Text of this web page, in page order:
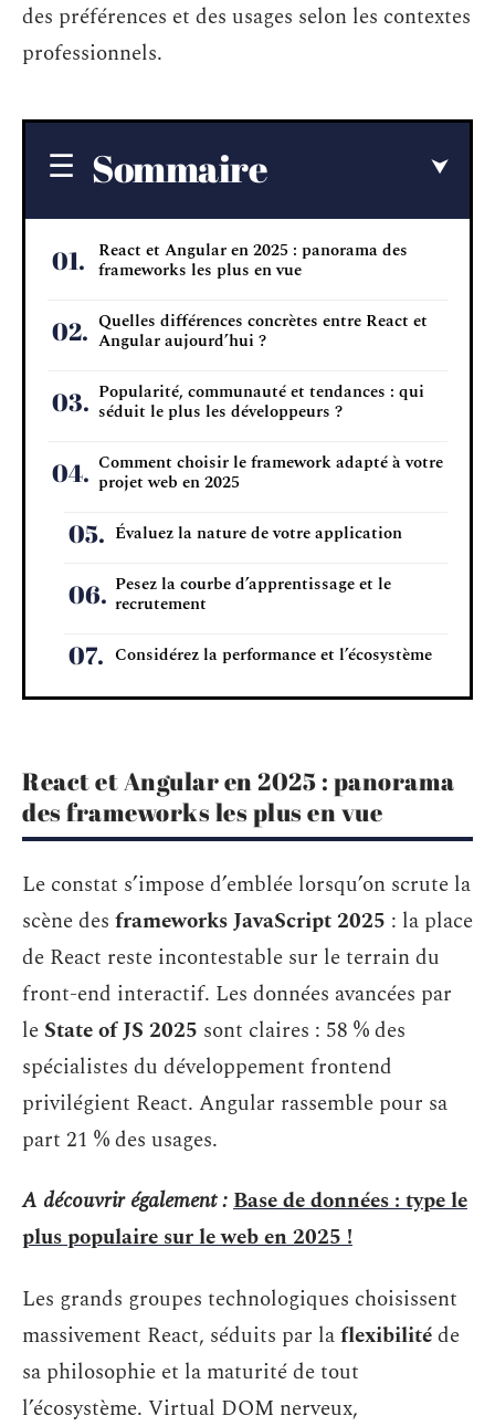
des préférences et des usages selon les contextes
professionnels.
Sommaire
React et Angular en 2025 : panorama des
frameworks les plus en vue
Quelles différences concrètes entre React et
Angular aujourd’hui ?
Popularité, communauté et tendances : qui
séduit le plus les développeurs ?
Comment choisir le framework adapté à votre
projet web en 2025
Évaluez la nature de votre application
Pesez la courbe d’apprentissage et le
recrutement
Considérez la performance et l’écosystème
React et Angular en 2025 : panorama
des frameworks les plus en vue
Le constat s’impose d’emblée lorsqu’on scrute la
scène des frameworks JavaScript 2025 : la place
de React reste incontestable sur le terrain du
front-end interactif. Les données avancées par
le State of JS 2025 sont claires : 58 % des
spécialistes du développement frontend
privilégient React. Angular rassemble pour sa
part 21 % des usages.
A découvrir également :Base de données : type le
plus populaire sur le web en 2025 !
Les grands groupes technologiques choisissent
massivement React, séduits par laflexibilitéde
sa philosophie et la maturité de tout
l’écosystème. Virtual DOM nerveux,